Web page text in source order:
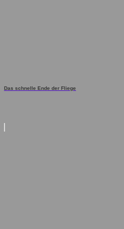
Das schnelle Ende der Fliege